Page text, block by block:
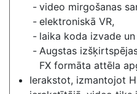
video mirgošanas
elektroniskā VR,
laika koda izvade un
Augstas
FX formāta attēla
Ierakstot, izmantojot